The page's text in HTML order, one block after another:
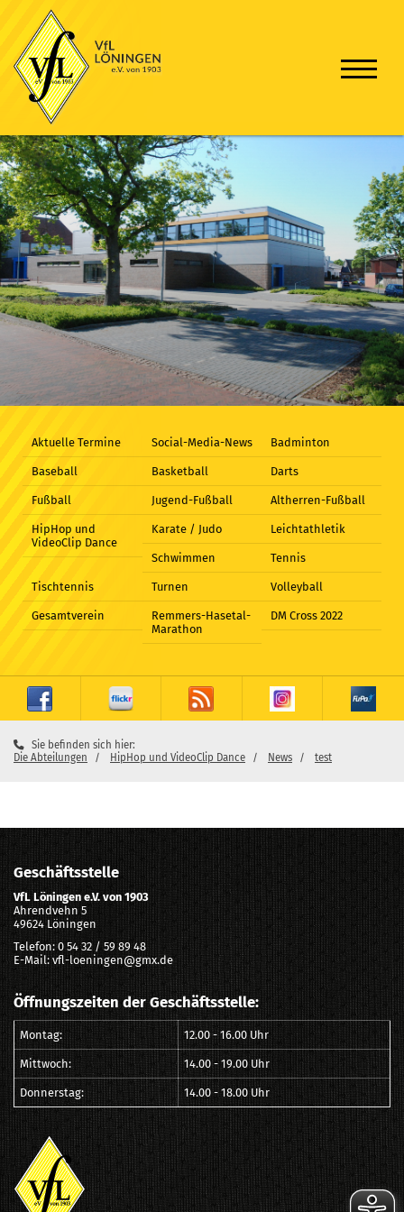
Aktuelle Termine Social-Media-News Badminton
Baseball Basketball Darts
Fußball Jugend-Fußball Altherren-Fußball
HipHop und
VideoClip Dance
Karate / Judo Leichtathletik
Schwimmen Tennis
Tischtennis Turnen Volleyball
Gesamtverein
Remmers-Hasetal-
Marathon
DM Cross 2022
Sie befinden sich hier:
Die Abteilungen
HipHop und VideoClip Dance News test
Geschäftsstelle
VfL Löningen e.V. von 1903
Ahrendvehn 5
49624 Löningen
Telefon: 0 54 32 / 59 89 48
E-Mail: vfl-loeningen@gmx.de
Öffnungszeiten der Geschäftsstelle:
Montag: 12.00 - 16.00 Uhr
Mittwoch: 14.00 - 19.00 Uhr
Donnerstag: 14.00 - 18.00 Uhr